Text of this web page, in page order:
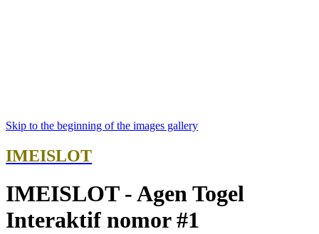
Skip to the beginning of the images gallery
IMEISLOT
IMEISLOT - Agen Togel
Interaktif nomor #1